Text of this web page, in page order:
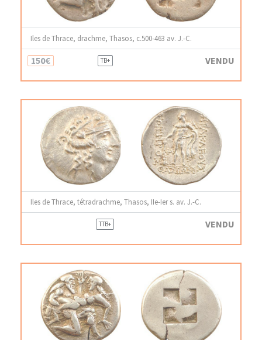
Iles de Thrace, drachme, Thasos, c.500-463 av. J.-C.
150€ TB+ VENDU
Iles de Thrace, tétradrachme, Thasos, IIe-Ier s. av. J.-C.
TTB+ VENDU